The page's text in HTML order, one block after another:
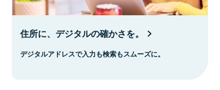
住所に、デジタルの確かさを。
デジタルアドレスで入力も検索もスムーズに。